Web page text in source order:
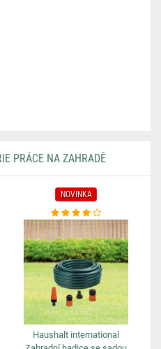
PRÁCE NA ZAHRADĚ
NOVINKA
Haushalt international